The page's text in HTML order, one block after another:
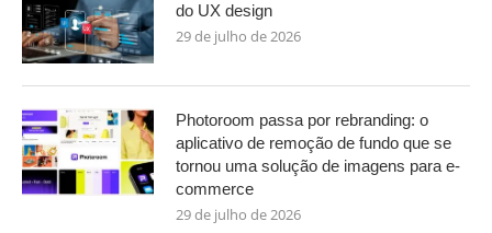
do UX design
29 de julho de 2026
Photoroom passa por rebranding: o
aplicativo de remoção de fundo que se
tornou uma solução de imagens para e-
commerce
29 de julho de 2026